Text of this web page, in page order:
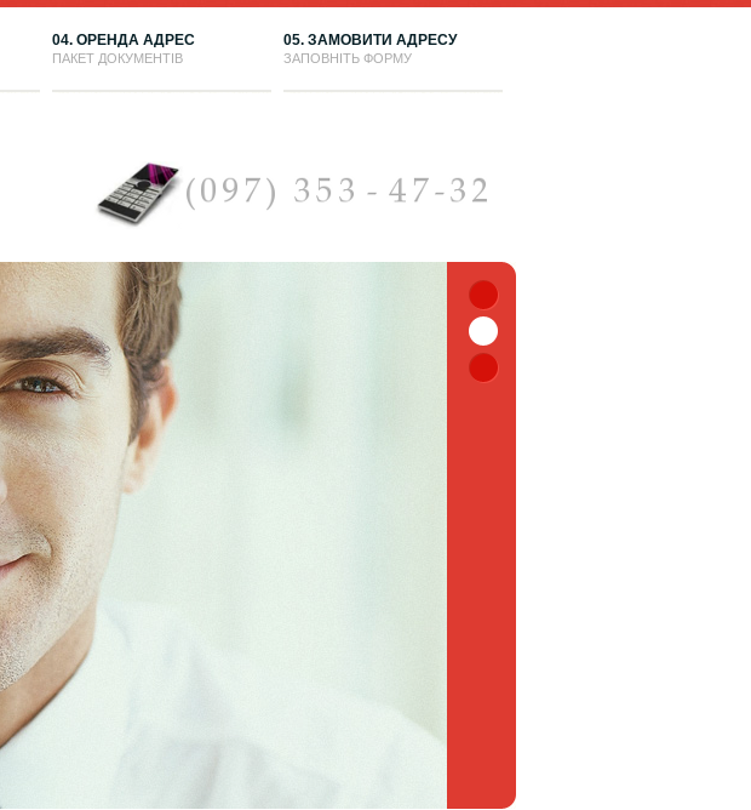
04. ОРЕНДА АДРЕС
ПАКЕТ ДОКУМЕНТІВ
05. ЗАМОВИТИ АДРЕСУ
ЗАПОВНІТЬ ФОРМУ